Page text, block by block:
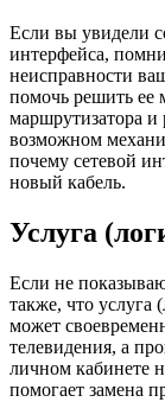
Если вы увидели
интерфейса,
неисправности
помочь решить ее
маршрутизатора и
возможном
почему сетевой
новый кабель.
Услуга
Если не
также, что услуга
может
телевидения, а
личном кабинете
помогает замена